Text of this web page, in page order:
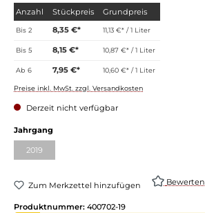
Anzahl Stückpreis Grundpreis
Bis2 8,35 €* 11,13 €* / 1 Liter
Bis5 8,15 €* 10,87 €* / 1 Liter
Ab6 7,95 €* 10,60 €* / 1 Liter
Preise inkl. MwSt. zzgl. Versandkosten
Derzeit nicht verfügbar
Jahrgang
2019(Diese Option ist zurzeit nicht verfügbar.)
Zum Merkzettel hinzufügen Bewerten
Produktnummer: 400702-19